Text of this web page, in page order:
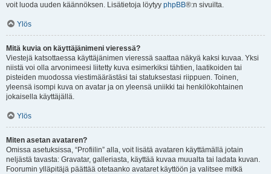
voit luoda uuden käännöksen. Lisätietoja löytyy phpBB®:n sivuilta.
Ylös
Mitä kuvia on käyttäjänimeni vieressä?
Viestejä katsottaessa käyttäjänimen vieressä saattaa näkyä kaksi kuvaa. Yksi
niistä voi olla arvonimeesi liitetty kuva esimerkiksi tähtien, laatikoiden tai
pisteiden muodossa viestimäärästäsi tai statuksestasi riippuen. Toinen,
yleensä isompi kuva on avatar ja on yleensä uniikki tai henkilökohtainen
jokaisella käyttäjällä.
Ylös
Miten asetan avataren?
Omissa asetuksissa, “Profiilin” alla, voit lisätä avataren käyttämällä jotain
neljästä tavasta: Gravatar, galleriasta, käyttää kuvaa muualta tai ladata kuvan.
Foorumin ylläpitäjä päättää otetaanko avataret käyttöön ja valitsee mitkä